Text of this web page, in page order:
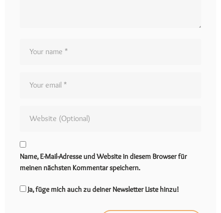
Name, E-Mail-Adresse und Website in diesem Browser für
meinen nächsten Kommentar speichern.
Ja, füge mich auch zu deiner Newsletter Liste hinzu!